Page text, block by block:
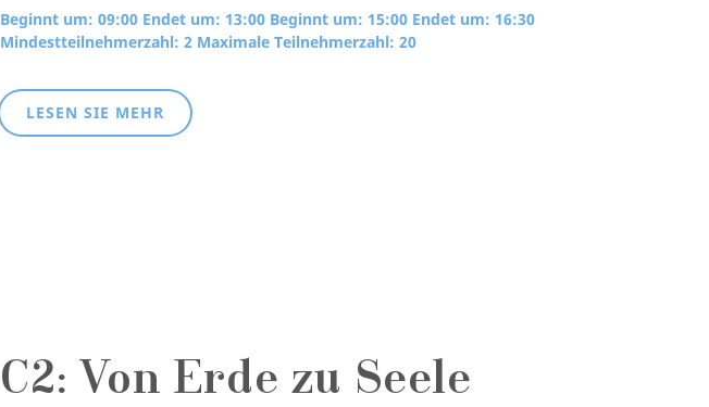
Beginnt um: 09:00 Endet um: 13:00 Beginnt um: 15:00 Endet um: 16:30
Mindestteilnehmerzahl: 2 Maximale Teilnehmerzahl: 20
LESEN SIE MEHR
C2: Von Erde zu Seele